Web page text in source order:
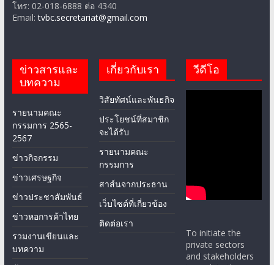
โทร: 02-018-6888 ต่อ 4340
Email:tvbc.secretariat@gmail.com
ข่าวสารและ
บทความ
รายนามคณะ
กรรมการ 2565-
2567
ข่าวกิจกรรม
ข่าวเศรษฐกิจ
ข่าวประชาสัมพันธ์
ข่าวหอการค้าไทย
รวมงานเขียนและ
บทความ
เกี่ยวกับเรา
วิสัยทัศน์และพันธกิจ
ประโยชน์ที่สมาชิก
จะได้รับ
รายนามคณะ
กรรมการ
สาส์นจากประธาน
เว็บไซต์ที่เกี่ยวข้อง
ติดต่อเรา
วีดีโอ
To initiate the
private sectors
and stakeholders